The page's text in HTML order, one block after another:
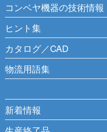
コンベヤ機器の技術情報
ヒント集
カタログ／CAD
物流用語集
新着情報